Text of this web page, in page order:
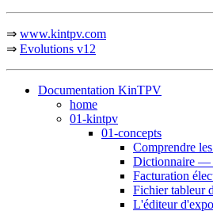
⇒ www.kintpv.com
⇒ Evolutions v12
Documentation KinTPV
home
01-kintpv
01-concepts
Comprendre
Dictionnaire —
Facturation
Fichier tableur
L'éditeur